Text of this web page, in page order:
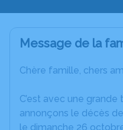
Message de la
Chère famille, chers
C’est avec une
annonçons le décès
le dimanche 26